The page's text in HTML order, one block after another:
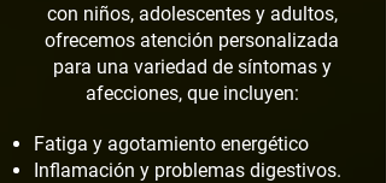
con niños, adolescentes y adultos,
ofrecemos atención personalizada
para una variedad de síntomas y
afecciones, que incluyen:
Fatiga y agotamiento energético
Inflamación y problemas digestivos.